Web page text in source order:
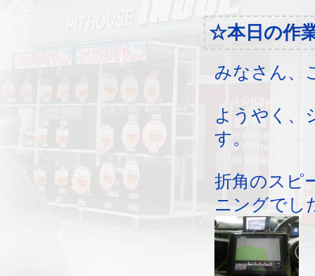
☆本日の作
みなさん、
ようやく、
す。
折角のスピ
ニングでし